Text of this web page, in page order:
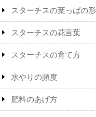
スターチスの葉っぱの形
スターチスの花言葉
スターチスの育て方
水やりの頻度
肥料のあげ方